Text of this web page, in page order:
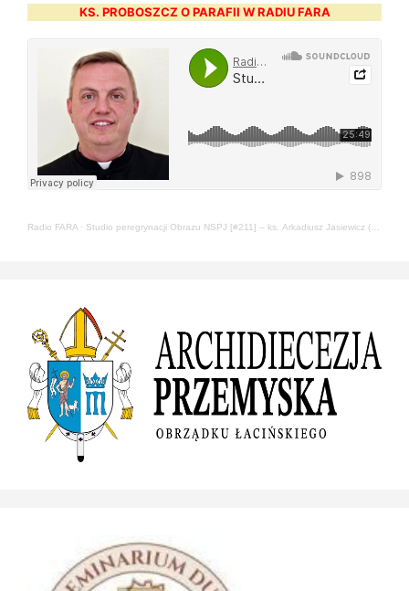
KS. PROBOSZCZ O PARAFII W RADIU FARA
Radio FARA · Studio peregrynacji Obrazu NSPJ [#211] – ks. Arkadiusz Jasiewicz (22.05.2024)